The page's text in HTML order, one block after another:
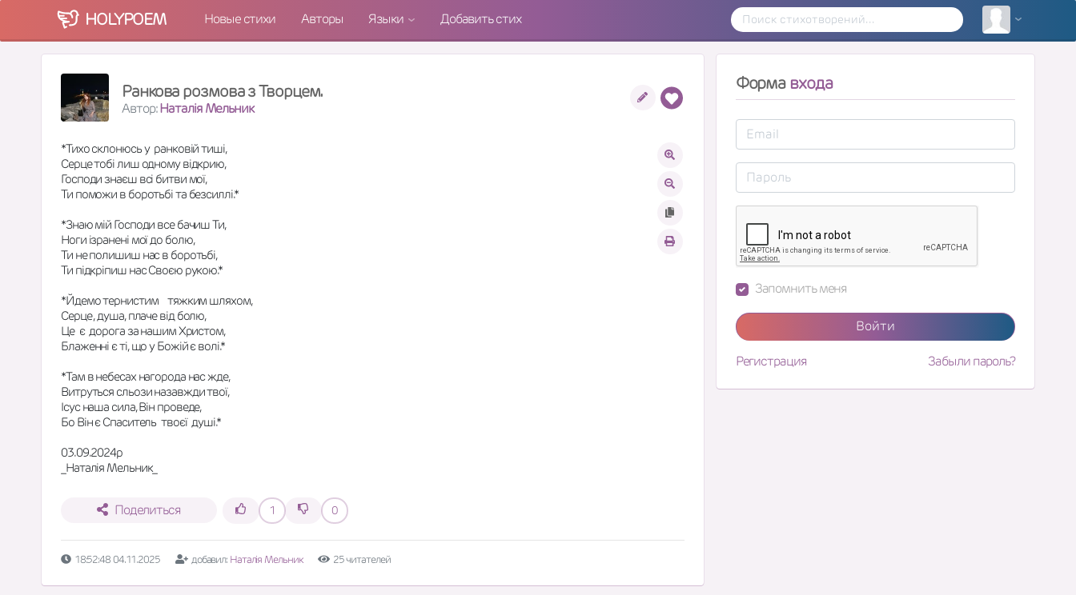
HOLYPOEM Новые стихи Авторы Языки Добавить стих
Ранкова розмова з Творцем.
Автор:Наталія Мельник
*Тихо склонюсь у  ранковій тиші,
Серце тобі лиш одному відкрию,
Господи знаєш всі битви мої,
Ти поможи в боротьбі та безсиллі.*
*Знаю мій Господи все бачиш Ти,
Ноги ізранені мої до болю,
Ти не полишиш нас в боротьбі,
Ти підкріпиш нас Своєю рукою.*
*Йдемо тернистим    тяжким шляхом,
Серце , душа, плаче від болю,
Це  є  дорога за нашим Христом,
Блаженні є ті, що у Божій є волі.*
*Там в небесах нагорода нас жде,
Витруться сльози назавжди твої,
Ісус наша сила, Він проведе,
Бо Він є Спаситель  твоєї  душі.*
03.09.2024р
_Наталія Мельник_
Поделиться 1 0
18:52:48 04.11.2025 добавил: Наталія Мельник 25 читателей
Форма входа
Запомнить меня
Войти
Регистрация Забыли пароль?